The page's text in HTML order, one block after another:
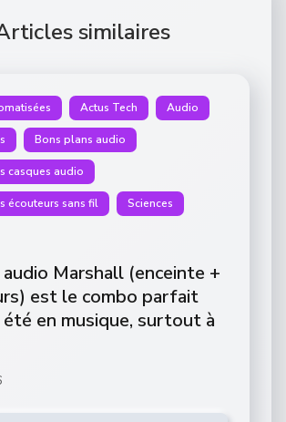
similaires
Actus Tech Audio
Bons plans audio
casques audio
écouteurs sans fil Sciences
audio Marshall (enceinte +
est le combo parfait
en musique, surtout à